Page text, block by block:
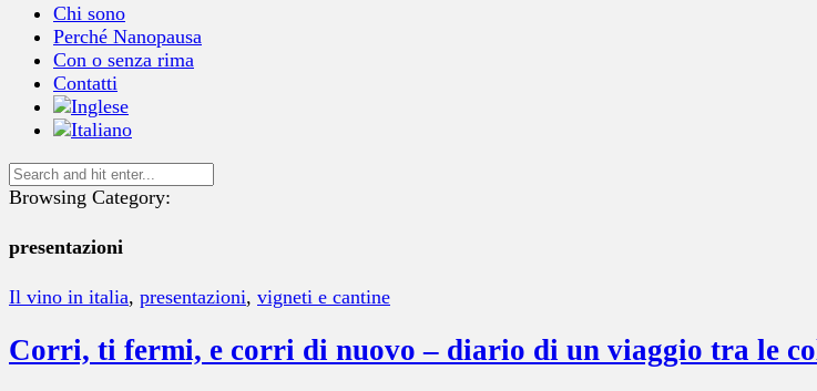
Chi sono
Perché Nanopausa
Con o senza rima
Contatti
Browsing Category:
presentazioni
Il vino in italia, presentazioni, vigneti e cantine
Corri, ti fermi, e corri di nuovo – diario di un viaggio tra le